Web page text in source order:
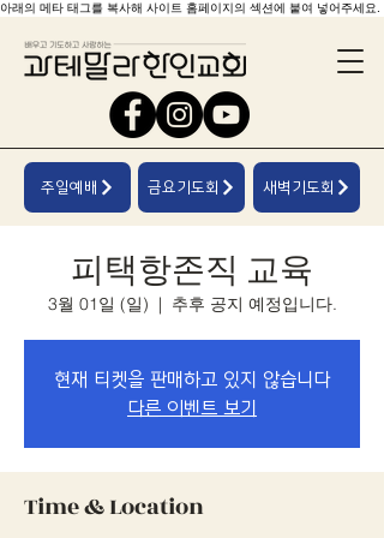
아래의 메타 태그를 복사해 사이트 홈페이지의 섹션에 붙여 넣어주세요.
주일예배 금요기도회 새벽기도회
피택항존직 교육
3월 01일 (일)
  |
추후 공지 예정입니다.
현재 티켓을 판매하고 있지 않습니다
다른 이벤트 보기
Time & Location